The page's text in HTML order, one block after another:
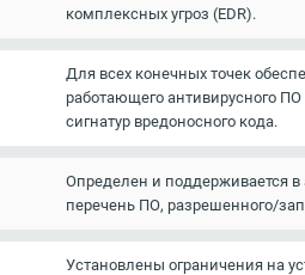
комплексных угроз (EDR).
Для всех конечных точек
работающего антивирусного
сигнатур вредоносного кода.
Определен и поддерживается в
перечень ПО, разрешенного/
Установлены ограничения на